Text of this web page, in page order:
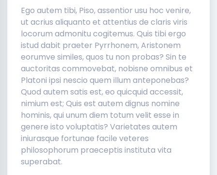
Ego autem tibi, Piso, assentior usu hoc venire,
ut acrius aliquanto et attentius de claris viris
locorum admonitu cogitemus. Quis tibi ergo
istud dabit praeter Pyrrhonem, Aristonem
eorumve similes, quos tu non probas? Sin te
auctoritas commovebat, nobisne omnibus et
Platoni ipsi nescio quem illum anteponebas?
Quod autem satis est, eo quicquid accessit,
nimium est; Quis est autem dignus nomine
hominis, qui unum diem totum velit esse in
genere isto voluptatis? Varietates autem
iniurasque fortunae facile veteres
philosophorum praeceptis instituta vita
superabat.